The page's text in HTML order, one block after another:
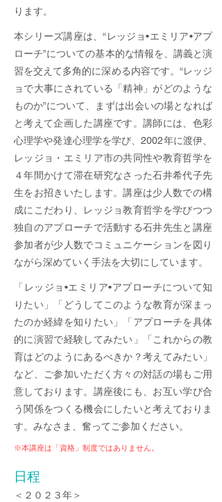
ります。
本​シリーズ講座は、“レッジョ•エミリア•アプ
ローチ”についての基本的な情報を、講義と演
習を交えて多角的に深める内容です。“レッジ
ョで大事にされている「精神」がどのような
ものか”について、まずは出会いの場となれば
と考えて企画した講座です。講師には、色彩
心理学や発達心理学を学び、2002年に渡伊、
レッジョ・エミリア市の共同性や教育哲学を
４年間かけて滞在研究なさった石井希代子先
生をお招きいたします。講座は少人数での構
成にこだわり、レッジョ教育哲学を学びつつ
独自のアプローチで活動する石井先生と講座
参加者が少人数でコミュニケーションを図り
ながら深めていく手法を大切にしています。
「レッジョ•エミリア•アプローチについて知
りたい」「どうしてこのような教育が深まっ
たのか経緯を知りたい」「アプローチを具体
的に演習で経験してみたい」「これからの教
育はどのようにあるべきか？考えてみたい」
など、ご参加いただく方々の対話の場もご用
意しております。講座後にも、お互い学び合
う関係をつく る機会にしたいと考えてお りま
す。​みなさま、奮ってご参加ください。
※本講座は「資格」制度ではありません。
日程
＜ ２０２ ３年＞